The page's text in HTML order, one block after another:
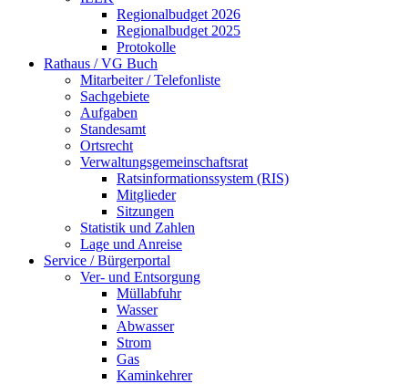
Regionalbudget 2026
Regionalbudget 2025
Protokolle
Rathaus / VG Buch
Mitarbeiter / Telefonliste
Sachgebiete
Aufgaben
Standesamt
Ortsrecht
Verwaltungsgemeinschaftsrat
Ratsinformationssystem (RIS)
Mitglieder
Sitzungen
Statistik und Zahlen
Lage und Anreise
Service / Bürgerportal
Ver- und Entsorgung
Müllabfuhr
Wasser
Abwasser
Strom
Gas
Kaminkehrer